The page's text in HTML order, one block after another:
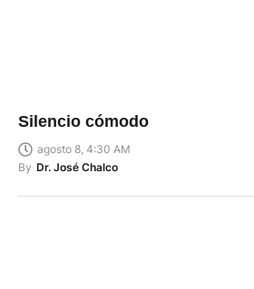
Silencio cómodo
agosto 8, 4:30 AM
By Dr. José Chalco